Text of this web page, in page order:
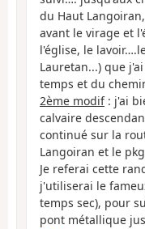
du Haut
avant le virage et
l'église, le
Lauretan...) que
temps et du
2ème modif: j'ai
calvaire
continué sur la
Langoiran et le
Je referai cette
j'utiliserai le
temps sec), pour
pont métallique